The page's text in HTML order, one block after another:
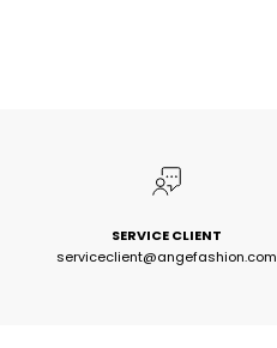
SERVICE CLIENT
serviceclient@angefashion.com